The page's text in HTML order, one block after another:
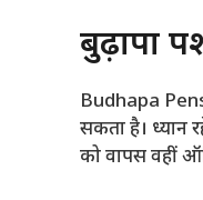
बुढ़ापा
Budhapa
सकता है। ध्यान
को वापस वहीं